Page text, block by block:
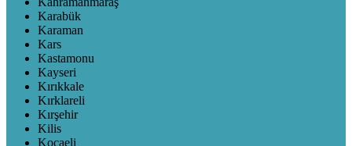
Karabük
Karaman
Kars
Kastamonu
Kayseri
Kırıkkale
Kırklareli
Kırşehir
Kilis
Kocaeli